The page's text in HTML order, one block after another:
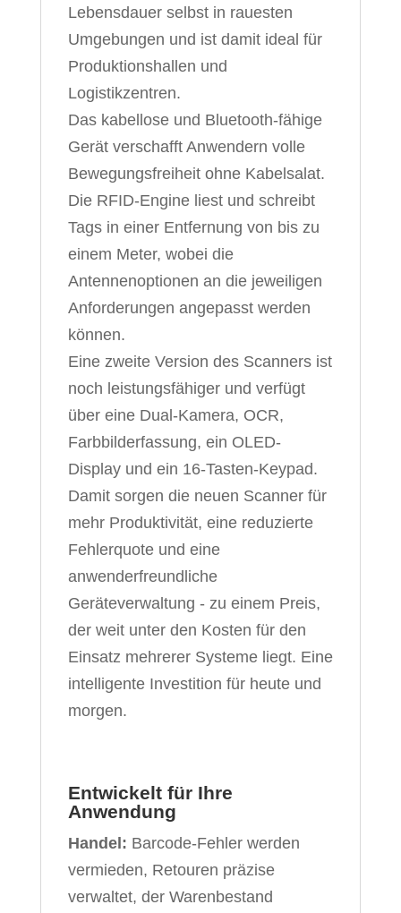
Lebensdauer selbst in rauesten
Umgebungen und ist damit ideal für
Produktionshallen und
Logistikzentren.
Das kabellose und Bluetooth-fähige
Gerät verschafft Anwendern volle
Bewegungsfreiheit ohne Kabelsalat.
Die RFID-Engine liest und schreibt
Tags in einer Entfernung von bis zu
einem Meter, wobei die
Antennenoptionen an die jeweiligen
Anforderungen angepasst werden
können.
Eine zweite Version des Scanners ist
noch leistungsfähiger und verfügt
über eine Dual-Kamera, OCR,
Farbbilderfassung, ein OLED-
Display und ein 16-Tasten-Keypad.
Damit sorgen die neuen Scanner für
mehr Produktivität, eine reduzierte
Fehlerquote und eine
anwenderfreundliche
Geräteverwaltung - zu einem Preis,
der weit unter den Kosten für den
Einsatz mehrerer Systeme liegt. Eine
intelligente Investition für heute und
morgen.
Entwickelt für Ihre
Anwendung
Handel: Barcode-Fehler werden
vermieden, Retouren präzise
verwaltet, der Warenbestand